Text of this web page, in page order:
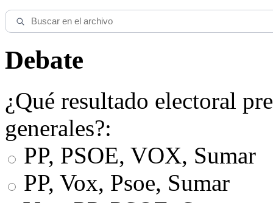
Debate
¿Qué resultado electoral
generales?:
PP, PSOE, VOX, Sumar
PP, Vox, Psoe, Sumar